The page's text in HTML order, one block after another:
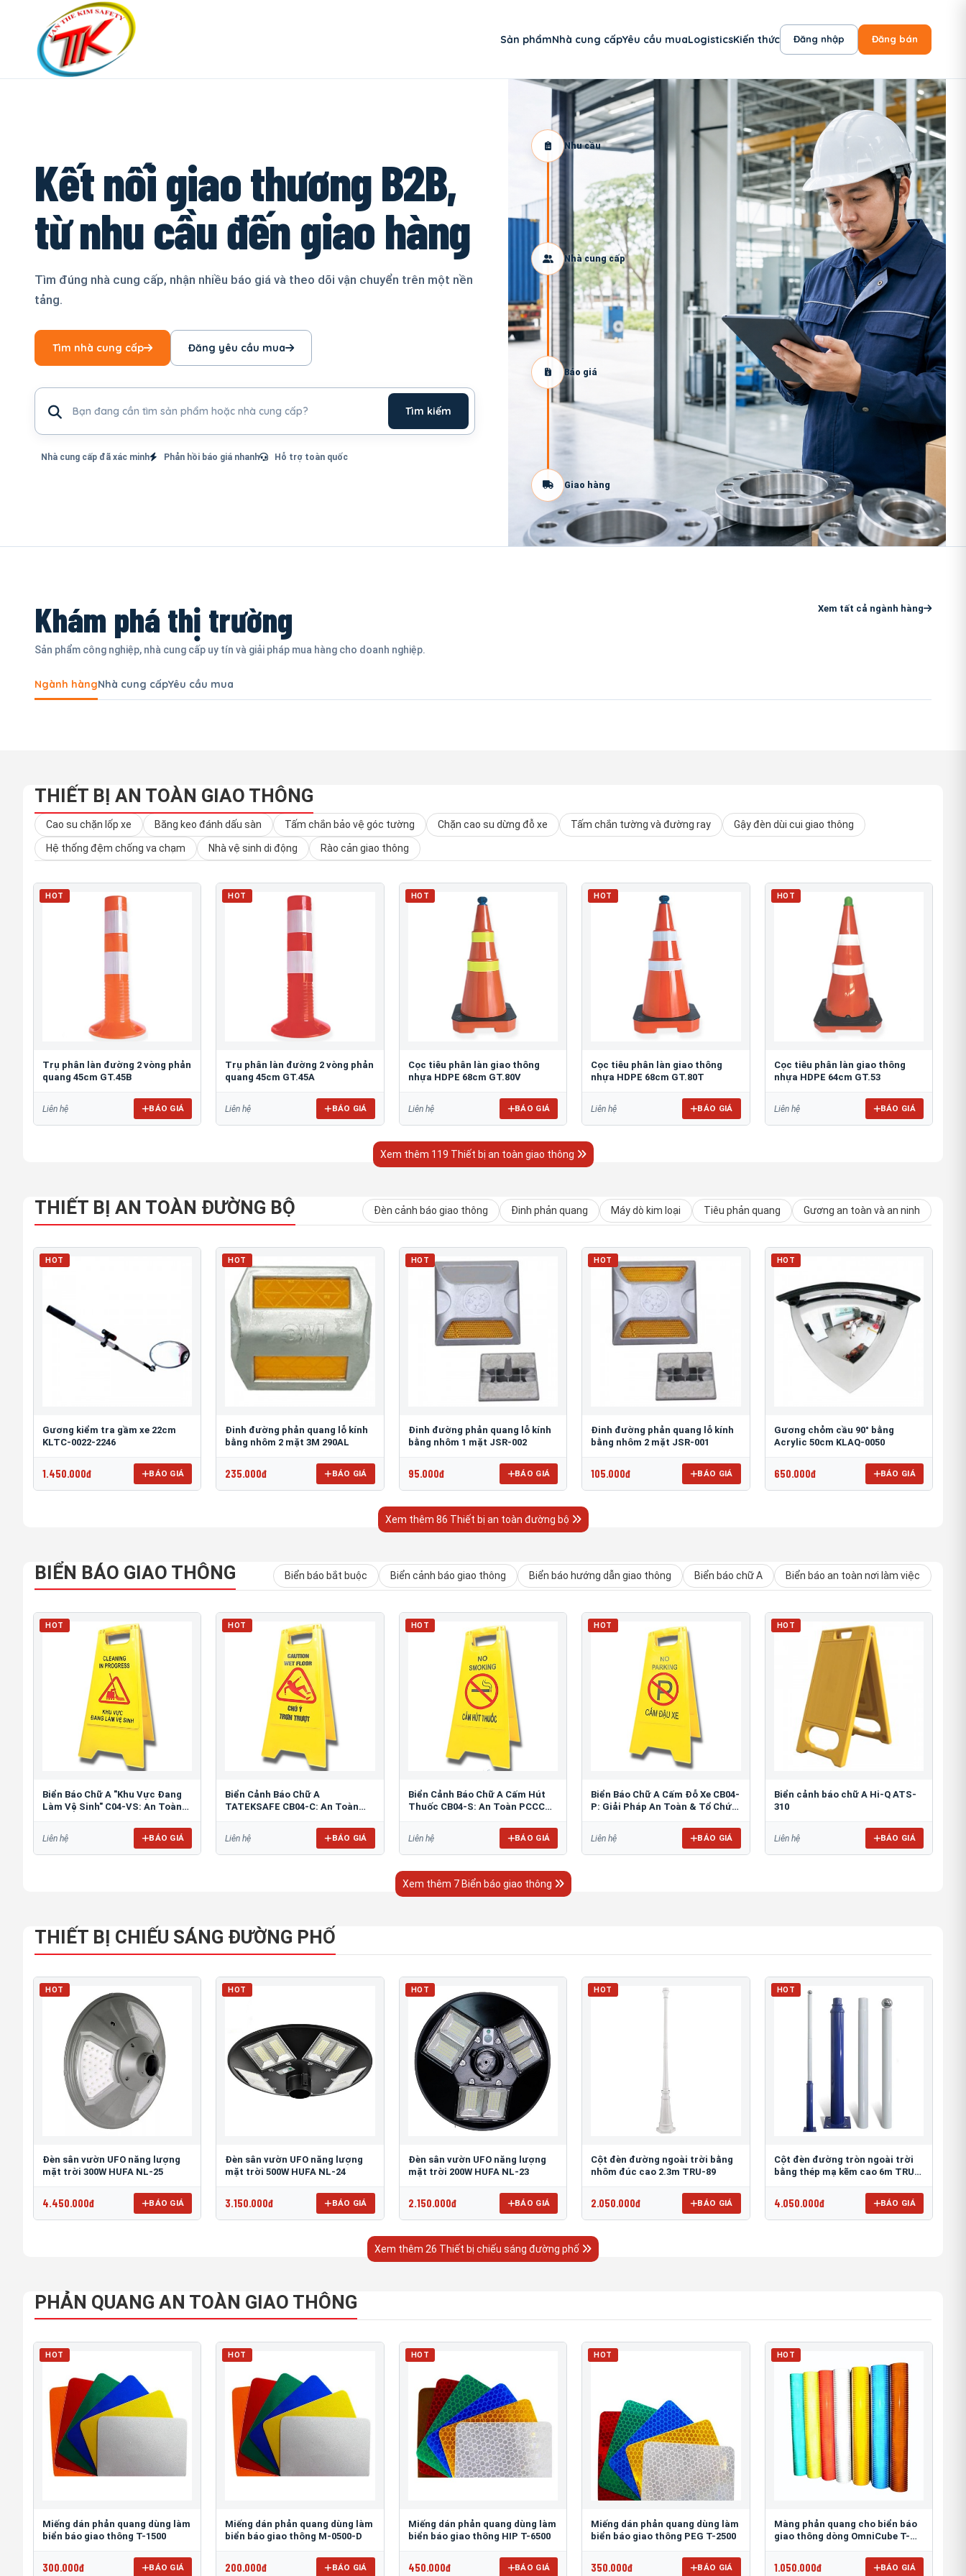
Sản phẩmNhà cung cấpYêu cầu muaLogisticsKiến thức Đăng nhập Đăng bán
Kết nối giao thương B2B,
từ nhu cầu đến giao hàng
Tìm đúng nhà cung cấp, nhận nhiều báo giá và theo dõi vận chuyển trên một nền
tảng.
Tìm nhà cung cấp Đăng yêu cầu mua
Tìm kiếm
Nhà cung cấp đã xác minh Phản hồi báo giá nhanh Hỗ trợ toàn quốc
Nhu cầu
Nhà cung cấp
Báo giá
Giao hàng
Khám phá thị trường
Sản phẩm công nghiệp, nhà cung cấp uy tín và giải pháp mua hàng cho doanh nghiệp.
Xem tất cả ngành hàng
Ngành hàngNhà cung cấpYêu cầu mua
THIẾT BỊ AN TOÀN GIAO THÔNG
Cao su chặn lốp xe Băng keo đánh dấu sàn Tấm chắn bảo vệ góc tường Chặn cao su dừng đỗ xe Tấm chắn tường và đường ray Gậy đèn dùi cui giao thông
Hệ thống đệm chống va chạm Nhà vệ sinh di động Rào cản giao thông
HOT
Trụ phân làn đường 2 vòng phản
quang 45cm GT.45B
Liên hệ BÁO GIÁ
HOT
Trụ phân làn đường 2 vòng phản
quang 45cm GT.45A
Liên hệ BÁO GIÁ
HOT
Cọc tiêu phân làn giao thông
nhựa HDPE 68cm GT.80V
Liên hệ BÁO GIÁ
HOT
Cọc tiêu phân làn giao thông
nhựa HDPE 68cm GT.80T
Liên hệ BÁO GIÁ
HOT
Cọc tiêu phân làn giao thông
nhựa HDPE 64cm GT.53
Liên hệ BÁO GIÁ
Xem thêm 119 Thiết bị an toàn giao thông
THIẾT BỊ AN TOÀN ĐƯỜNG BỘ Đèn cảnh báo giao thông Đinh phản quang Máy dò kim loại Tiêu phản quang Gương an toàn và an ninh
HOT
Gương kiểm tra gầm xe 22cm
KLTC-0022-2246
1.450.000đ BÁO GIÁ
HOT
Đinh đường phản quang lỗ kính
bằng nhôm 2 mặt 3M 290AL
235.000đ BÁO GIÁ
HOT
Đinh đường phản quang lỗ kính
bằng nhôm 1 mặt JSR-002
95.000đ BÁO GIÁ
HOT
Đinh đường phản quang lỗ kính
bằng nhôm 2 mặt JSR-001
105.000đ BÁO GIÁ
HOT
Gương chỏm cầu 90° bằng
Acrylic 50cm KLAQ-0050
650.000đ BÁO GIÁ
Xem thêm 86 Thiết bị an toàn đường bộ
BIỂN BÁO GIAO THÔNG Biển báo bắt buộc Biển cảnh báo giao thông Biển báo hướng dẫn giao thông Biển báo chữ A Biển báo an toàn nơi làm việc
HOT
Biển Báo Chữ A "Khu Vực Đang
Làm Vệ Sinh" C04-VS: An Toàn
Liên hệ BÁO GIÁ
HOT
Biển Cảnh Báo Chữ A
TATEKSAFE CB04-C: An Toàn
Liên hệ BÁO GIÁ
HOT
Biển Cảnh Báo Chữ A Cấm Hút
Thuốc CB04-S: An Toàn PCCC
Liên hệ BÁO GIÁ
HOT
Biển Báo Chữ A Cấm Đỗ Xe CB04-
P: Giải Pháp An Toàn & Tổ Chức
Liên hệ BÁO GIÁ
HOT
Biển cảnh báo chữ A Hi-Q ATS-
310
Liên hệ BÁO GIÁ
Xem thêm 7 Biển báo giao thông
THIẾT BỊ CHIẾU SÁNG ĐƯỜNG PHỐ
HOT
Đèn sân vườn UFO năng lượng
mặt trời 300W HUFA NL-25
4.450.000đ BÁO GIÁ
HOT
Đèn sân vườn UFO năng lượng
mặt trời 500W HUFA NL-24
3.150.000đ BÁO GIÁ
HOT
Đèn sân vườn UFO năng lượng
mặt trời 200W HUFA NL-23
2.150.000đ BÁO GIÁ
HOT
Cột đèn đường ngoài trời bằng
nhôm đúc cao 2.3m TRU-89
2.050.000đ BÁO GIÁ
HOT
Cột đèn đường tròn ngoài trời
bằng thép mạ kẽm cao 6m TRU-
4.050.000đ BÁO GIÁ
Xem thêm 26 Thiết bị chiếu sáng đường phố
PHẢN QUANG AN TOÀN GIAO THÔNG
HOT
Miếng dán phản quang dùng làm
biển báo giao thông T-1500
300.000đ BÁO GIÁ
HOT
Miếng dán phản quang dùng làm
biển báo giao thông M-0500-D
200.000đ BÁO GIÁ
HOT
Miếng dán phản quang dùng làm
biển báo giao thông HIP T-6500
450.000đ BÁO GIÁ
HOT
Miếng dán phản quang dùng làm
biển báo giao thông PEG T-2500
350.000đ BÁO GIÁ
HOT
Màng phản quang cho biển báo
giao thông dòng OmniCube T-
1.050.000đ BÁO GIÁ